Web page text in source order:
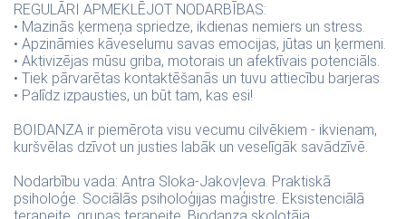
REGULĀRI APMEKLĒJOT NODARBĪBAS:
• Mazinās ķermeņa spriedze, ikdienas nemiers un stress.
• Apzināmies kāveselumu savas emocijas, jūtas un ķermeni.
• Aktivizējas mūsu griba, motorais un afektīvais potenciāls.
• Tiek pārvarētas kontaktēšanās un tuvu attiecību barjeras.
• Palīdz izpausties, un būt tam, kas esi!
BOIDANZA ir piemērota visu vecumu cilvēkiem - ikvienam,
kuršvēlas dzīvot un justies labāk un veselīgāk savādzīvē.
Nodarbību vada: Antra Sloka-Jakovļeva. Praktiskā
psiholoģe. Sociālās psiholoģijas maģistre. Eksistenciālā